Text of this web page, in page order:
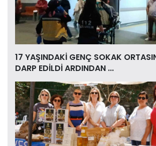
17 YAŞINDAKİ GENÇ SOKAK
DARP EDİLDİ ARDINDAN ...